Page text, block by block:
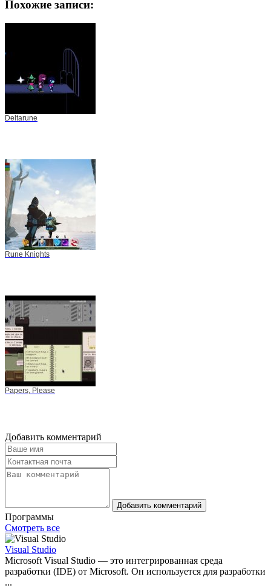
Похожие записи:
Deltarune
Rune Knights
Papers, Please
Добавить комментарий
Добавить комментарий
Программы
Смотреть все
Visual Studio
Microsoft Visual Studio — это интегрированная среда
разработки (IDE) от Microsoft. Он используется для разработки
...